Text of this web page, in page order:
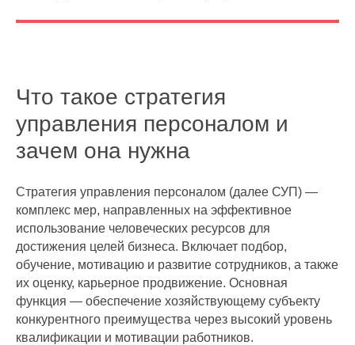
Что такое стратегия
управления персоналом и
зачем она нужна
Стратегия управления персоналом (далее СУП) —
комплекс мер, направленных на эффективное
использование человеческих ресурсов для
достижения целей бизнеса. Включает подбор,
обучение, мотивацию и развитие сотрудников, а также
их оценку, карьерное продвижение. Основная
функция — обеспечение хозяйствующему субъекту
конкурентного преимущества через высокий уровень
квалификации и мотивации работников.